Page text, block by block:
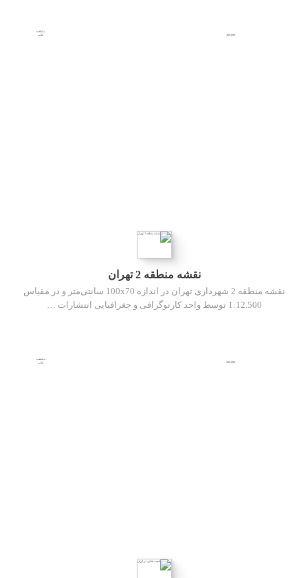
300,000
مشاهده
کتاب
نقشه منطقه 2 تهران
نقشه منطقه 2 شهرداری تهران در اندازه 100x70 سانتی‌متر و در مقیاس
1:12.500 توسط واحد کارتوگرافی و جغرافیایی انتشارات …
300,000
مشاهده
کتاب